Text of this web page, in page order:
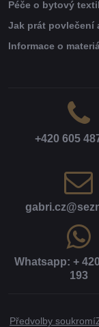
Péče o bytový textil
Jak prát povlečení
Informace o
+420 605
Whatsapp: +
193
Předvolby soukromí